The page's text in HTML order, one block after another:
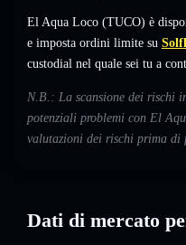
El Aqua Loco (TUCO) è
e imposta ordini limite su
custodial nel quale sei tu a
N.B.: La scansione dei rischi
potenziali problemi con El
valutazioni dei rischi prima di
Dati di mercato